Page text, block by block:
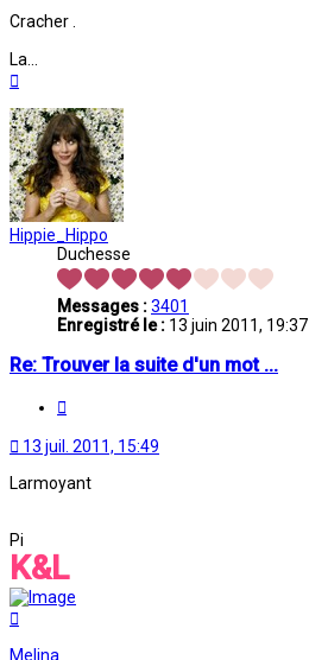
Cracher .
La...
Hippie_Hippo
Duchesse
Messages :3401
Enregistré le : 13 juin 2011, 19:37
Re: Trouver la suite d'un mot ...
13 juil. 2011, 15:49
Larmoyant
Pi
K&L
Melina